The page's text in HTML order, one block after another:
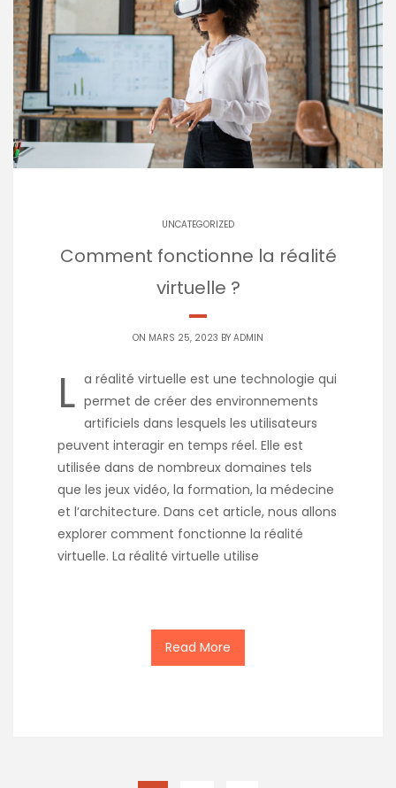
UNCATEGORIZED
Comment fonctionne la réalité
virtuelle ?
ON MARS 25, 2023 BY ADMIN
L a réalité virtuelle est une technologie qui
permet de créer des environnements
artificiels dans lesquels les utilisateurs
peuvent interagir en temps réel. Elle est
utilisée dans de nombreux domaines tels
que les jeux vidéo, la formation, la médecine
et l’architecture. Dans cet article, nous allons
explorer comment fonctionne la réalité
virtuelle. La réalité virtuelle utilise
Read More